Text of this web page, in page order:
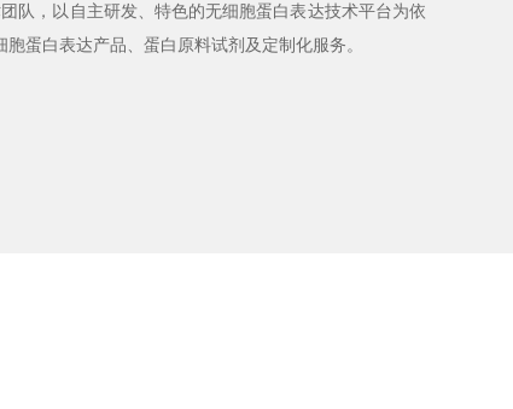
，以自主研发、特色的无细胞蛋白表达技术平台为依
蛋白表达产品、蛋白原料试剂及定制化服务。